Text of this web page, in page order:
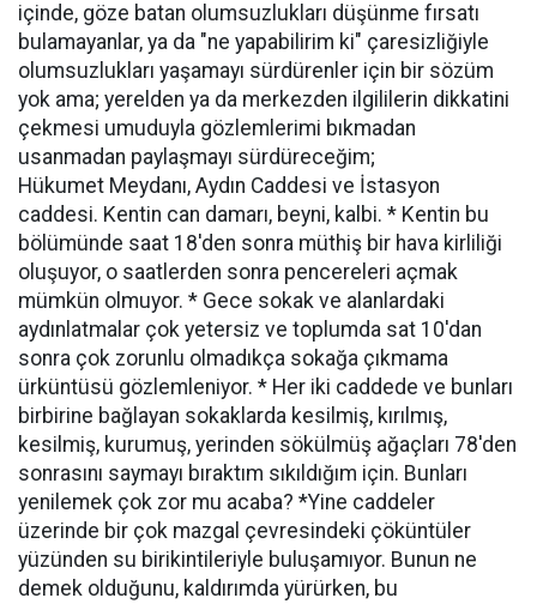
içinde, göze batan olumsuzlukları düşünme fırsatı
bulamayanlar, ya da "ne yapabilirim ki" çaresizliğiyle
olumsuzlukları yaşamayı sürdürenler için bir sözüm
yok ama; yerelden ya da merkezden ilgililerin dikkatini
çekmesi umuduyla gözlemlerimi bıkmadan
usanmadan paylaşmayı sürdüreceğim;
Hükumet Meydanı, Aydın Caddesi ve İstasyon
caddesi. Kentin can damarı, beyni, kalbi. * Kentin bu
bölümünde saat 18'den sonra müthiş bir hava kirliliği
oluşuyor, o saatlerden sonra pencereleri açmak
mümkün olmuyor. * Gece sokak ve alanlardaki
aydınlatmalar çok yetersiz ve toplumda sat 10'dan
sonra çok zorunlu olmadıkça sokağa çıkmama
ürküntüsü gözlemleniyor. * Her iki caddede ve bunları
birbirine bağlayan sokaklarda kesilmiş, kırılmış,
kesilmiş, kurumuş, yerinden sökülmüş ağaçları 78'den
sonrasını saymayı bıraktım sıkıldığım için. Bunları
yenilemek çok zor mu acaba? *Yine caddeler
üzerinde bir çok mazgal çevresindeki çöküntüler
yüzünden su birikintileriyle buluşamıyor. Bunun ne
demek olduğunu, kaldırımda yürürken, bu